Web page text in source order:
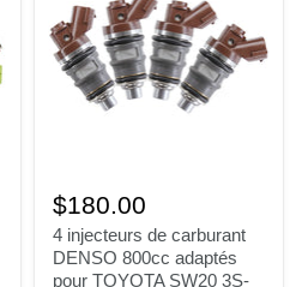
injecteurs
de
carburant
DENSO
$180.00
4 injecteurs de carburant
DENSO 800cc adaptés
pour TOYOTA SW20 3S-